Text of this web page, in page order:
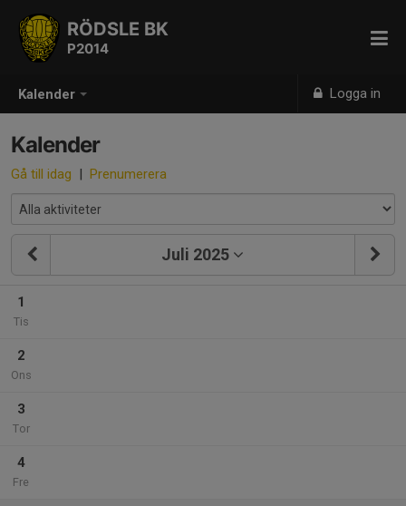
Kalender Logga in
RÖDSLE BK
P2014
Kalender
Gå till idag | Prenumerera
Juli 2025
1
Tis
2
Ons
3
Tor
4
Fre